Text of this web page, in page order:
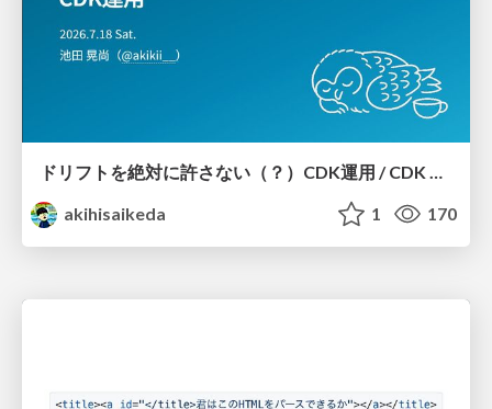
ドリフトを絶対に許さない（？）CDK運用 / CDK Ops with Zero Tolerance for Drifts (?)
akihisaikeda
1 170